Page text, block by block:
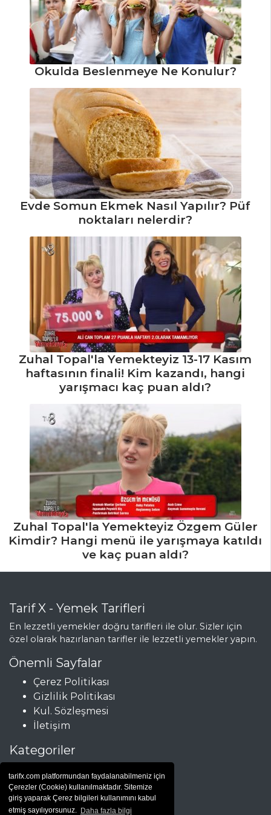
tarifx.com platformundan faydalanabilmeniz için
Çerezler (Cookie) kullanılmaktadır. Sitemize
giriş yaparak Çerez bilgileri kullanımını kabul
etmiş sayılıyorsunuz. Daha fazla bilgi
Çikolata Soslu
Meyve Kup Tarifi,
Nasıl Yapılır?
Alman Pastası
Tarifi, Nasıl Yapılır?
Pasta ve Tatlılar
Tüm Tarifleri
HAMUR İŞLERI
Patatesli ve
Sebzeli Börek
Tarifi, Nasıl Yapılır?
Barbekü Soslu
Pizza Tarifi, Nasıl
Yapılır?
Mahlepli Simitler
Tarifi, Nasıl Yapılır?
Hamur İşleri Tüm
Tarifleri
SEBZE
YEMEKLERI
Fener Balıklı
Türlü Tarifi, Nasıl
Yapılır?
Cevizli Tavuk
Tarifi, Nasıl Yapılır?
Patates Bravas
Tarifi, Nasıl Yapılır?
Sebze Yemekleri
Tüm Tarifleri
MEZELER VE
SOSLAR
Balkabağı Püresi
Tarifi, Nasıl Yapılır?
Levrek Marin
Tarifi? Nasıl Yapılır?
Mastave Tarifi,
Nasıl Yapılır?
Mezeler ve Soslar
ÇORBALAR
Okulda Beslenmeye Ne Konulur?
Evde Somun Ekmek Nasıl Yapılır? Püf
noktaları nelerdir?
Zuhal Topal'la Yemekteyiz 13-17 Kasım
haftasının finali! Kim kazandı, hangi
yarışmacı kaç puan aldı?
Zuhal Topal'la Yemekteyiz Özgem Güler
Kimdir? Hangi menü ile yarışmaya katıldı
ve kaç puan aldı?
Tarif X - Yemek Tarifleri
En lezzetli yemekler doğru tarifleri ile olur. Sizler için
özel olarak hazırlanan tarifler ile lezzetli yemekler yapın.
Önemli Sayfalar
Çerez Politikası
Gizlilik Politikası
Kul. Sözleşmesi
İletişim
Kategoriler
Et Yemekleri
Hamur İşleri